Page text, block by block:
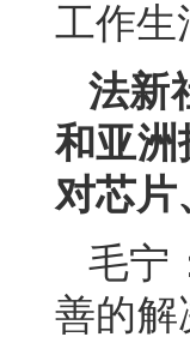
工作生
法新
和亚洲
对芯片
毛宁
善的解